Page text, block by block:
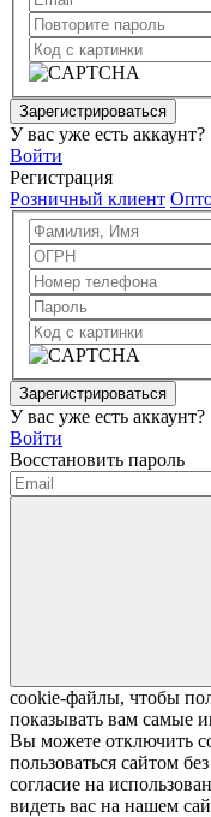
Зарегистрироваться
У вас уже есть аккаунт?
Войти
Регистрация
Розничный клиент
Зарегистрироваться
У вас уже есть аккаунт?
Войти
Восстановить пароль
cookie-файлы, чтобы
показывать вам самые
Вы можете отключить
пользоваться сайтом
согласие на
видеть вас на нашем